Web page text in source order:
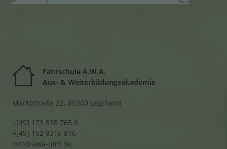
powered by Usercentrics Consent
Management Platform
&eRecht24
Fahrschule A.W.A.
Aus- & Weiterbildungsakademie
Marktstraße 22, 89340 Leipheim
+[49] 173 538 765 6
+[49] 162 8316 816
info@awa-ulm.de